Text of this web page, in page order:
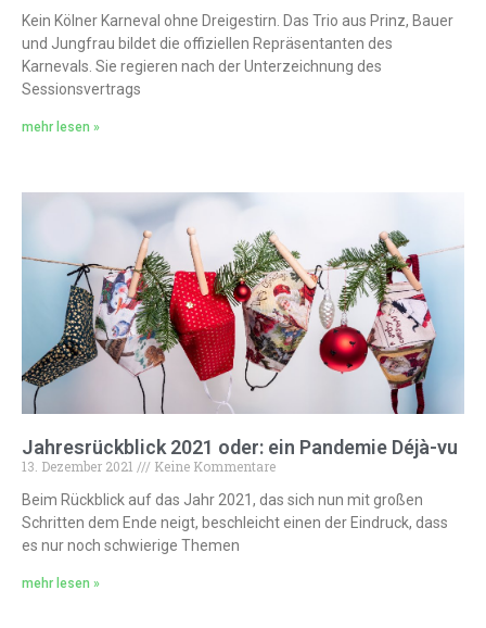
Kein Kölner Karneval ohne Dreigestirn. Das Trio aus Prinz, Bauer
und Jungfrau bildet die offiziellen Repräsentanten des
Karnevals. Sie regieren nach der Unterzeichnung des
Sessionsvertrags
mehr lesen »
Jahresrückblick 2021 oder: ein Pandemie Déjà-vu
13. Dezember 2021
Keine Kommentare
Beim Rückblick auf das Jahr 2021, das sich nun mit großen
Schritten dem Ende neigt, beschleicht einen der Eindruck, dass
es nur noch schwierige Themen
mehr lesen »